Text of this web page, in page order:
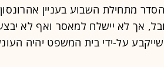
מתחילת השבוע בעניין
אך לא יישלח למאסר ואף לא
על-ידי בית המשפט יהיה